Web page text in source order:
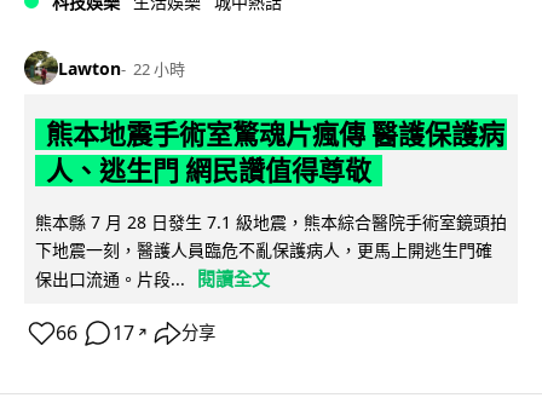
Lawton 22 小時
熊本地震手術室驚魂片瘋傳 醫護保護病
人、逃生門 網民讚值得尊敬
熊本縣 7 月 28 日發生 7.1 級地震，熊本綜合醫院手術室鏡頭拍
下地震一刻，醫護人員臨危不亂保護病人，更馬上開逃生門確
保出口流通。片段...
閱讀全文
66 17 ↗ 分享